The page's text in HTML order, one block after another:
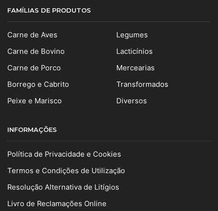
FAMÍLIAS DE PRODUTOS
Carne de Aves
Carne de Bovino
Carne de Porco
Borrego e Cabrito
Peixe e Marisco
Legumes
Lacticínios
Mercearias
Transformados
Diversos
INFORMAÇÕES
Política de Privacidade e Cookies
Termos e Condições de Utilização
Resolução Alternativa de Litígios
Livro de Reclamações Online